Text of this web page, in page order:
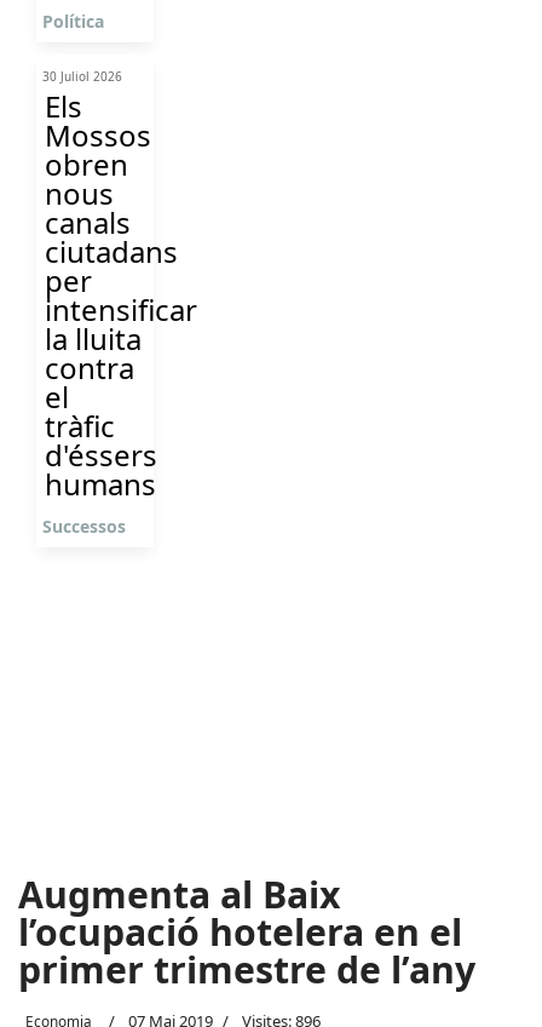
Política
30 Juliol 2026
Els
Mossos
obren
nous
canals
ciutadans
per
intensificar
la lluita
contra
el
tràfic
d'éssers
humans
Successos
Augmenta al Baix
l’ocupació hotelera en el
primer trimestre de l’any
Economia 07 Mai 2019 Visites: 896